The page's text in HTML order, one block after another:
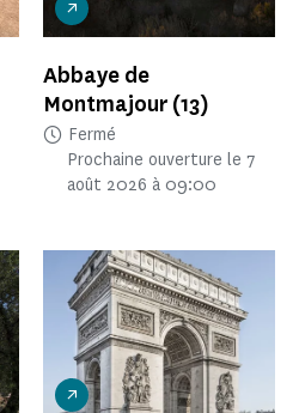
Abbaye de
Montmajour (13)
Fermé
Prochaine ouverture le 7
août 2026 à 09:00